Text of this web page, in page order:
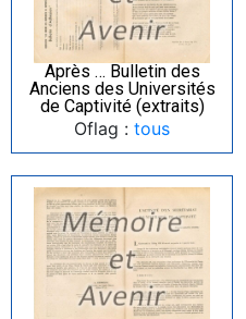
Après … Bulletin des
Anciens des Universités
de Captivité (extraits)
Oflag : tous